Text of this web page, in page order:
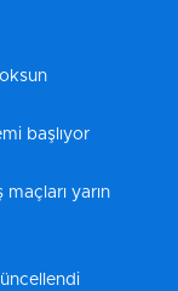
başlıyor
yarın